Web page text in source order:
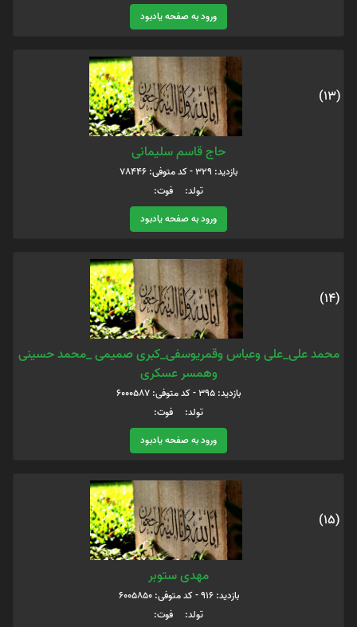
ورود به صفحه یادبود
(13)
حاج قاسم سلیمانی
بازدید: 329 - کد متوفی: 78446
تولد: فوت:
ورود به صفحه یادبود
(14)
محمد علی_علی وعباس وقمریوسفی_کبری صمیمی _محمد حسینی
وهمسر عسکری
بازدید: 395 - کد متوفی: 6000587
تولد: فوت:
ورود به صفحه یادبود
(15)
مهدی ستوبر
بازدید: 916 - کد متوفی: 6005850
تولد: فوت: